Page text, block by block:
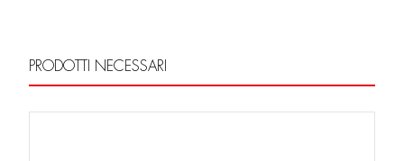
PRODOTTI NECESSARI